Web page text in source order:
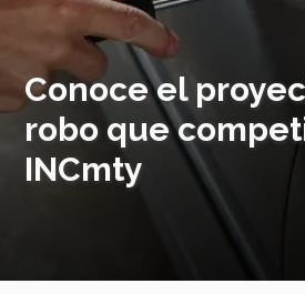
Conoce el
robo que
INCmty